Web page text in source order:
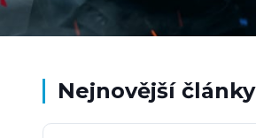
Nejnovější články